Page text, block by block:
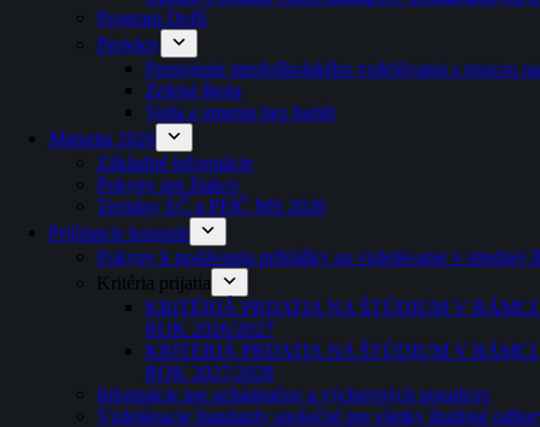
Program DofE
Projekty
Prepojenie stredoškolského vzdelávania s praxou
Zelená škola
Veda a umenie bez bariér
Maturita 2026
Základné informácie
Pokyny pre žiakov
Termíny EČ a PFIČ MS 2026
Prijímacie konanie
Pokyny k podávaniu prihlášky na vzdelávanie v strednej
Kritéria prijatia
KRITÉRIÁ PRIJATIA NA ŠTÚDIUM V
ROK 2026/2027
KRITÉRIÁ PRIJATIA NA ŠTÚDIUM V
ROK 2027/2028
Informácie pre uchádzačov a výchovných poradcov
Vzdelávacie štandardy spoločné pre všetky študijné